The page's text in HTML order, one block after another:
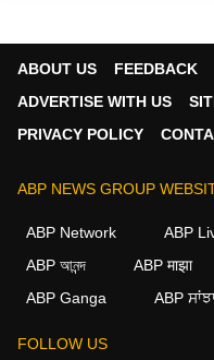
ABOUT US FEEDBACK
ADVERTISE WITH US
PRIVACY POLICY
ABP NEWS GROUP
ABP Network ABP
ABP আনন্দ
ABP माझा
ABP Ganga
ABP
FOLLOW US